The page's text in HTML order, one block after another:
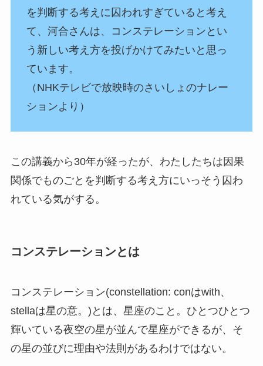
を判断する考えに囚われすぎていると考え
て、河合さんは、コンステレーションとい
う新しい考え方を投げかけてみたいと思っ
ています。
（NHKテレビで放映時のさいしょのナレー
ションより）
この講義から30年が経ったが、わたしたちは因果
関係でものごとを判断する考え方にいっそう囚わ
れている気がする。
コンステレーションとは
コンステレーション(constellation: conはwith、
stellaは星の意。)とは、星座のこと。ひとつひとつ
輝いている夜空の星が並んで星座ができるが、そ
の星の並びに理由や法則があるわけではない。